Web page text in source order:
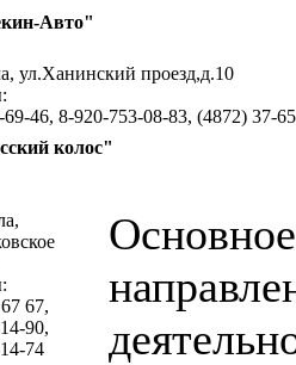
Авто"
ул.Ханинский проезд,д.10
46, 8-920-753-08-83, (4872) 37-
колос"
67,
90,
74
Основное